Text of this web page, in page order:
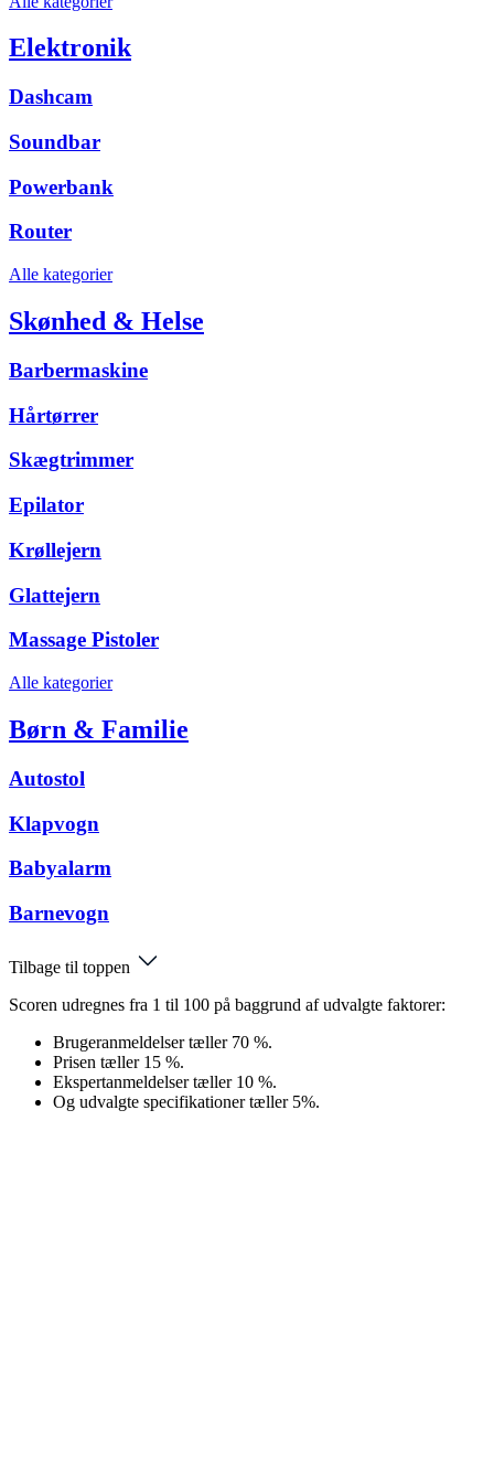
Elektronik
Dashcam
Soundbar
Powerbank
Router
Alle kategorier
Skønhed & Helse
Barbermaskine
Hårtørrer
Skægtrimmer
Epilator
Krøllejern
Glattejern
Massage Pistoler
Alle kategorier
Børn & Familie
Autostol
Klapvogn
Babyalarm
Barnevogn
Tilbage til toppen
Scoren udregnes fra 1 til 100 på baggrund af udvalgte faktorer:
Brugeranmeldelser tæller 70 %.
Prisen tæller 15 %.
Ekspertanmeldelser tæller 10 %.
Og udvalgte specifikationer tæller 5%.